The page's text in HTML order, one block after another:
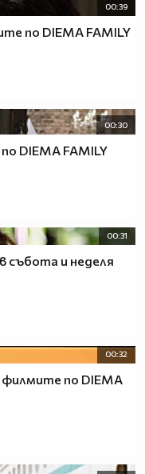
00:39
по DIEMA FAMILY
00:30
DIEMA FAMILY
00:31
събота и неделя
00:32
филмите по DIEMA